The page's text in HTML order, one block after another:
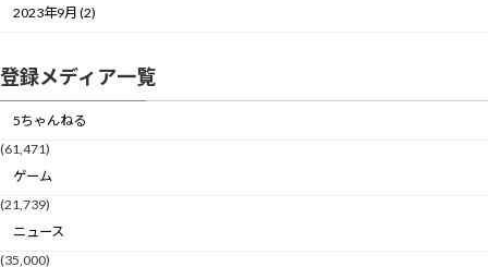
2023年9月 (2)
登録メディア一覧
5ちゃんねる
(61,471)
ゲーム
(21,739)
ニュース
(35,000)